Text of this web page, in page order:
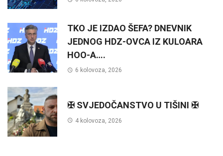
TKO JE IZDAO ŠEFA? DNEVNIK
JEDNOG HDZ-OVCA IZ KULOARA
HOO-A….
6 kolovoza, 2026
✠ SVJEDOČANSTVO U TIŠINI ✠
4 kolovoza, 2026